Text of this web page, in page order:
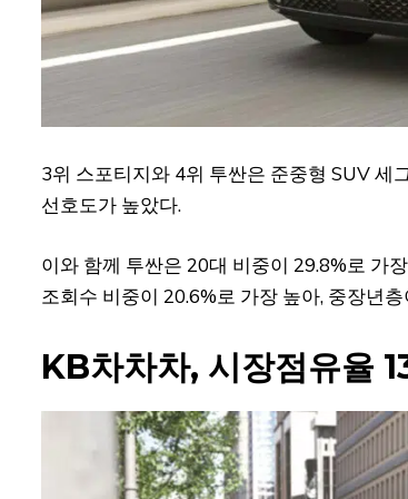
3위 스포티지와 4위 투싼은 준중형 SUV 세
선호도가 높았다.
이와 함께 투싼은 20대 비중이 29.8%로 가
조회수 비중이 20.6%로 가장 높아, 중장년
KB차차차, 시장점유율